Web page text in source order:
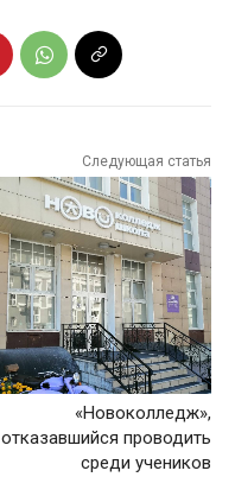
Следующая статья
«Новоколледж»,
отказавшийся проводить
среди учеников